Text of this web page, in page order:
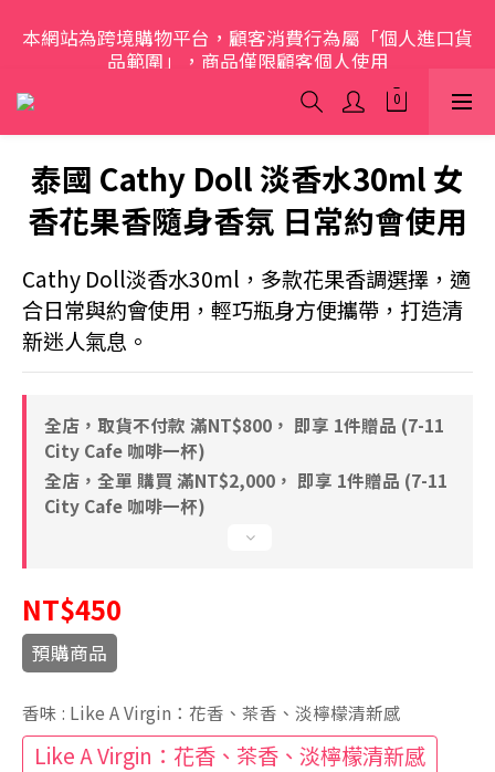
本網站為跨境購物平台，顧客消費行為屬「個人進口貨
品範圍」，商品僅限顧客個人使用
歡迎光臨 S.A.W
泰國 Cathy Doll 淡香水30ml 女
香花果香隨身香氛 日常約會使用
Cathy Doll淡香水30ml，多款花果香調選擇，適
合日常與約會使用，輕巧瓶身方便攜帶，打造清
新迷人氣息。
全店，取貨不付款 滿NT$800， 即享 1件贈品 (7-11
City Cafe 咖啡一杯)
全店，全單 購買 滿NT$2,000， 即享 1件贈品 (7-11
City Cafe 咖啡一杯)
NT$450
預購商品
香味 : Like A Virgin：花香、茶香、淡檸檬清新感
Like A Virgin：花香、茶香、淡檸檬清新感